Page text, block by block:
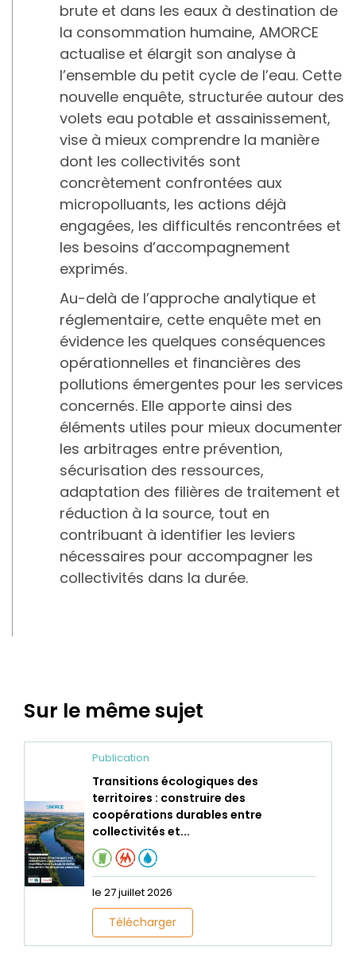
brute et dans les eaux à destination de
la consommation humaine, AMORCE
actualise et élargit son analyse à
l’ensemble du petit cycle de l’eau. Cette
nouvelle enquête, structurée autour des
volets eau potable et assainissement,
vise à mieux comprendre la manière
dont les collectivités sont
concrètement confrontées aux
micropolluants, les actions déjà
engagées, les difficultés rencontrées et
les besoins d’accompagnement
exprimés.
Au-delà de l’approche analytique et
réglementaire, cette enquête met en
évidence les quelques conséquences
opérationnelles et financières des
pollutions émergentes pour les services
concernés. Elle apporte ainsi des
éléments utiles pour mieux documenter
les arbitrages entre prévention,
sécurisation des ressources,
adaptation des filières de traitement et
réduction à la source, tout en
contribuant à identifier les leviers
nécessaires pour accompagner les
collectivités dans la durée.
Sur le même sujet
Publication
Transitions écologiques des
territoires : construire des
coopérations durables entre
collectivités et...
le 27 juillet 2026
Télécharger